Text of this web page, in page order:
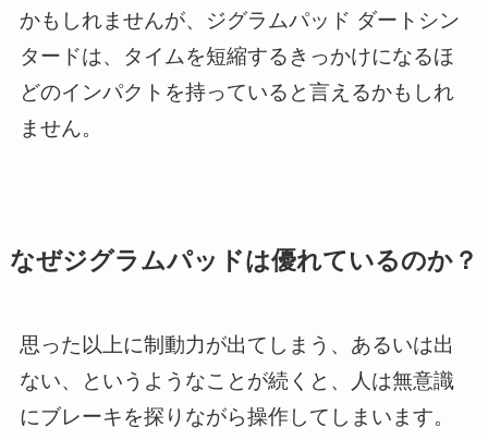
かもしれませんが、ジグラムパッド ダートシン
タードは、タイムを短縮するきっかけになるほ
どのインパクトを持っていると言えるかもしれ
ません。
なぜジグラムパッドは優れているのか？
思った以上に制動力が出てしまう、あるいは出
ない、というようなことが続くと、人は無意識
にブレーキを探りながら操作してしまいます。